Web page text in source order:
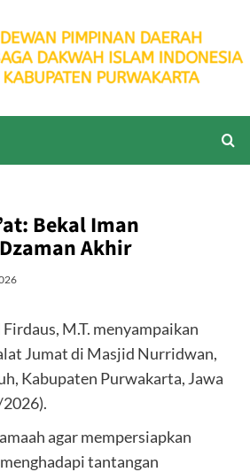
Bekal Iman
Akhir
M.T. menyampaikan
Jumat di Masjid Nurridwan,
Kabupaten Purwakarta, Jawa
agar mempersiapkan
tantangan